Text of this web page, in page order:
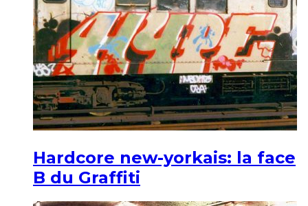
Hardcore new-yorkais: la face
B du Graffiti